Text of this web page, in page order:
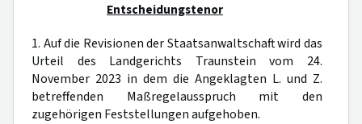
Entscheidungstenor
1. Auf die Revisionen der Staatsanwaltschaft wird das
Urteil des Landgerichts Traunstein vom 24.
November 2023 in dem die Angeklagten L. und Z.
betreffenden Maßregelausspruch mit den
zugehörigen Feststellungen aufgehoben.